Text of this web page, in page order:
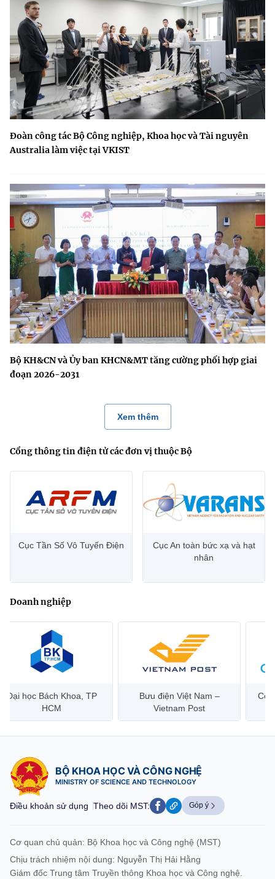
Đoàn công tác Bộ Công nghiệp, Khoa học và Tài nguyên
Australia làm việc tại VKIST
Bộ KH&CN và Ủy ban KHCN&MT tăng cường phối hợp giai
đoạn 2026-2031
Xem thêm
Cổng thông tin điện tử các đơn vị thuộc Bộ
Cục Tần Số Vô Tuyến Điện
Cục An toàn bức xạ và hạt
nhân
Doanh nghiệp
Bưu điện Việt Nam –
Vietnam Post
Công ty Cổ phần Hạ tầng
Viễn Thông CMC
BỘ KHOA HỌC VÀ CÔNG NGHỆ
MINISTRY OF SCIENCE AND TECHNOLOGY
Điều khoản sử dụng Theo dõi MST: Góp ý
Cơ quan chủ quản: Bộ Khoa học và Công nghệ (MST)
Chịu trách nhiệm nội dung: Nguyễn Thị Hải Hằng
Giám đốc Trung tâm Truyền thông Khoa học và Công nghệ.